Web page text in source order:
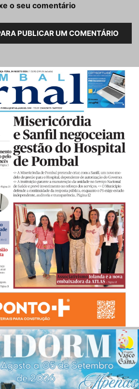
o seu comentário
PUBLICAR UM COMENTÁRIO